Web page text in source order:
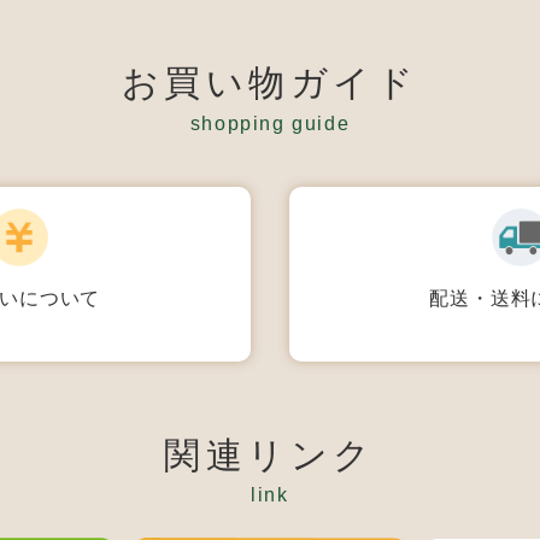
お買い物ガイド
shopping guide
について 配送・送料
関連リンク
link